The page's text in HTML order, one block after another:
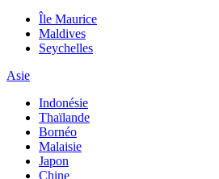
Île Maurice
Maldives
Seychelles
Asie
Indonésie
Thaïlande
Bornéo
Malaisie
Japon
Chine